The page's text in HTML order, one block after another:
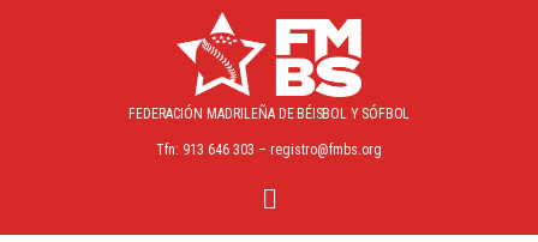
FEDERACIÓN MADRILEÑA DE BÉISBOL Y SÓFBOL
Tfn: 913 646 303 – registro@fmbs.org